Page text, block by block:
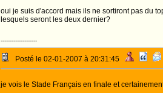
oui je suis d'accord mais ils ne sortiront pas du
lesquels seront les deux dernier?
--------------------
Posté le 02-01-2007 à 20:31:45
je vois le Stade Français en finale et